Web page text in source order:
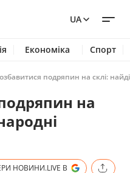
UA
Економіка Спорт
подряпин на склі:
на
НОВИНИ.LIVE В